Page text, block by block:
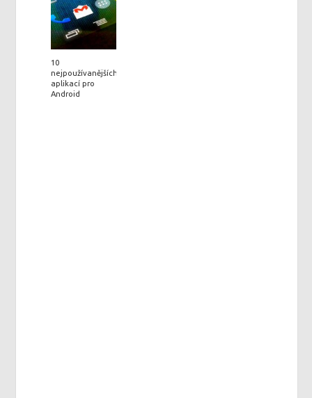
10
nejpoužívanějších
aplikací pro
Android